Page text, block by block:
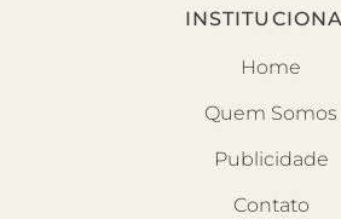
Home
Quem Somos
Publicidade
Contato